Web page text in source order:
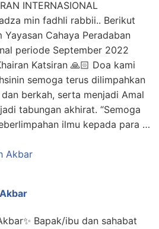
INTERNASIONAL
min fadhli rabbii.. Berikut
Cahaya Peradaban
periode September 2022
Katsiran 🙏🏻 Doa kami
semoga terus dilimpahkan
berkah, serta menjadi Amal
tabungan akhirat. “Semoga
ilmu kepada para …
Bapak/ibu dan sahabat